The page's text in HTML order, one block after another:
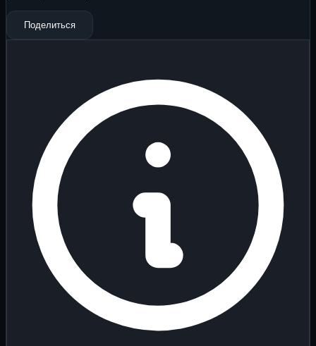
Поделиться